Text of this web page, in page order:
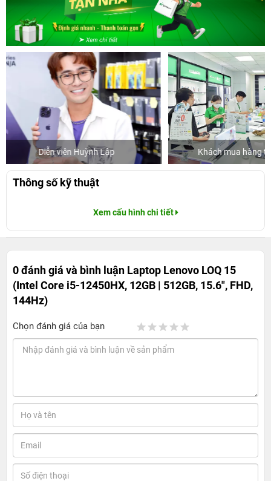
Khách mua hàng tại 24hStore
Thông số kỹ thuật
Xem cấu hình chi tiết
0 đánh giá và bình luận Laptop Lenovo LOQ 15
(Intel Core i5-12450HX, 12GB | 512GB, 15.6", FHD,
144Hz)
Chọn đánh giá của bạn